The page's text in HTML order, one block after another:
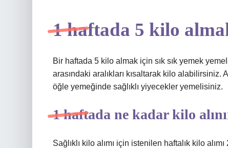
1 haftada 5 kilo
Bir haftada 5 kilo almak için sık sık yemek
arasındaki aralıkları kısaltarak kilo alabilirsiniz.
öğle yemeğinde sağlıklı yiyecekler yemelisiniz.
1 haftada ne kadar kilo
Sağlıklı kilo alımı için istenilen haftalık kilo